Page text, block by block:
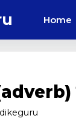
Home